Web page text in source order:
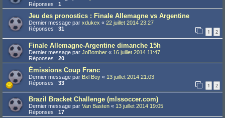
Réponses : 1
Jeu des pronostics : Finale Allemagne vs Argentine
Dernier message par xdukex « 22 juillet 2014 23:27
Réponses : 31 1 2
Finale Allemagne-Argentine dimanche 15h
Dernier message par JoBomber « 16 juillet 2014 11:47
Réponses : 20
Émissions Coup Franc
Dernier message par Bxl Boy « 13 juillet 2014 21:03
Réponses : 33 1 2
Brazil Bracket Challenge (mlssoccer.com)
Dernier message par Van Basten « 13 juillet 2014 19:05
Réponses : 17